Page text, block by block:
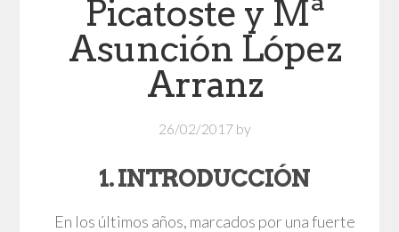
Picatoste y Mª
Asunción López
Arranz
26/02/2017by
1. INTRODUCCIÓN
En los últimos años, marcados por una fuerte